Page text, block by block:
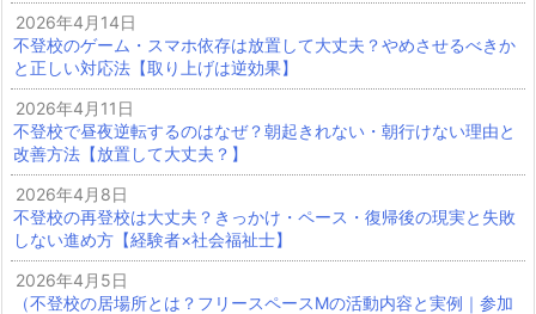
2026年4月14日
不登校のゲーム・スマホ依存は放置して大丈夫？やめさせるべきか
と正しい対応法【取り上げは逆効果】
2026年4月11日
不登校で昼夜逆転するのはなぜ？朝起きれない・朝行けない理由と
改善方法【放置して大丈夫？】
2026年4月8日
不登校の再登校は大丈夫？きっかけ・ペース・復帰後の現実と失敗
しない進め方【経験者×社会福祉士】
2026年4月5日
（不登校の居場所とは？フリースペースMの活動内容と実例｜参加